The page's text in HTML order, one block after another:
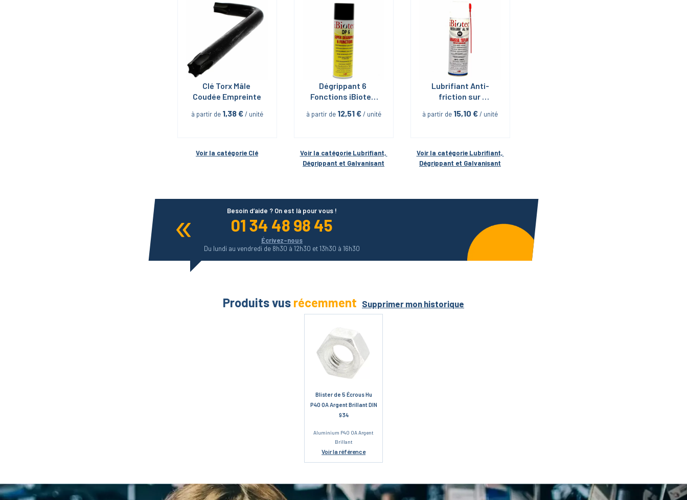
Clé Torx Mâle
Coudée Empreinte
à partir de 1,38 € / unité
Voir la catégorie Clé
Dégrippant 6
Fonctions iBiotec
à partir de 12,51 € / unité
Voir la catégorie Lubrifiant,
Dégrippant et Galvanisant
Lubrifiant Anti-
friction sur
Neolube Al 160 en
à partir de 15,10 € / unité
Voir la catégorie Lubrifiant,
Dégrippant et Galvanisant
Besoin d’aide ? On est là pour vous !
01 34 48 98 45
Écrivez-nous
Du lundi au vendredi de 8h30 à 12h30 et 13h30 à 16h30
Produits vus récemment Supprimer mon historique
Blister de 5 Écrous Hu
P40 OA Argent Brillant DIN
934
Aluminium P40 OA Argent
Brillant
Voirla référence